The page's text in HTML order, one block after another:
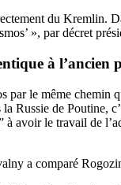
du Kremlin.
», par décret
à l’ancien
par le même chemin
Russie de Poutine,
à avoir le travail de
a comparé